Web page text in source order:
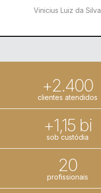
Vinicius Luiz da Silva
+2.400
clientes atendidos
+1,15 bi
sob custódia
20
profissionais